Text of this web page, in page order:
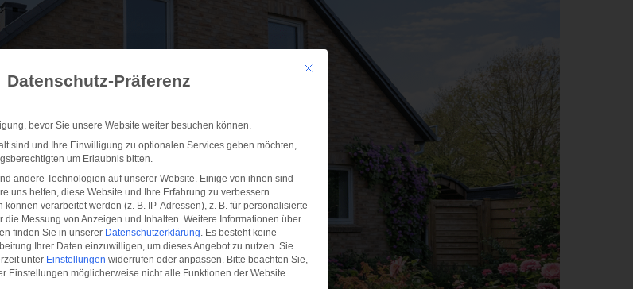
Mit diesem Button wird der Dialog geschlossen. Seine Funktionalität ist
Datenschutz-Präferenz
bevor Sie unsere Website weiter besuchen können.
sind und Ihre Einwilligung zu optionalen Services geben möchten,
um Erlaubnis bitten.
andere Technologien auf unserer Website. Einige von ihnen sind
uns helfen, diese Website und Ihre Erfahrung zu verbessern.
können verarbeitet werden (z. B. IP-Adressen), z. B. für personalisierte
Messung von Anzeigen und Inhalten. Weitere Informationen über
finden Sie in unserer Datenschutzerklärung Es besteht keine
Ihrer Daten einzuwilligen, um dieses Angebot zu nutzen. Sie
unter Einstellungen widerrufen oder anpassen. Bitte beachten Sie,
Einstellungen möglicherweise nicht alle Funktionen der Website